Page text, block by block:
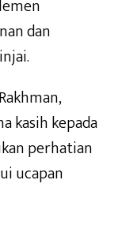
dan
kasih kepada
perhatian
ucapan